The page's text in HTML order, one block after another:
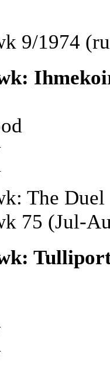
9/1974
The
75 (Jul-